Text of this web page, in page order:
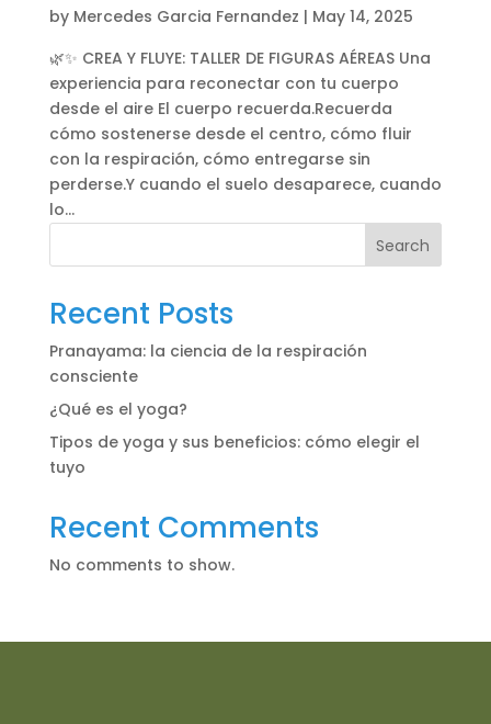
by Mercedes Garcia Fernandez | May 14, 2025
🌿✨ CREA Y FLUYE: TALLER DE FIGURAS AÉREAS Una
experiencia para reconectar con tu cuerpo
desde el aire El cuerpo recuerda.Recuerda
cómo sostenerse desde el centro, cómo fluir
con la respiración, cómo entregarse sin
perderse.Y cuando el suelo desaparece, cuando
lo...
Search
Recent Posts
Pranayama: la ciencia de la respiración
consciente
¿Qué es el yoga?
Tipos de yoga y sus beneficios: cómo elegir el
tuyo
Recent Comments
No comments to show.